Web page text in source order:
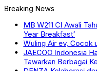
Breaking News
MB W211 CI Awali
Year Breakfast’
Wuling Air ev, Cocok
JAECOO Indonesia
Tawarkan Berbagai